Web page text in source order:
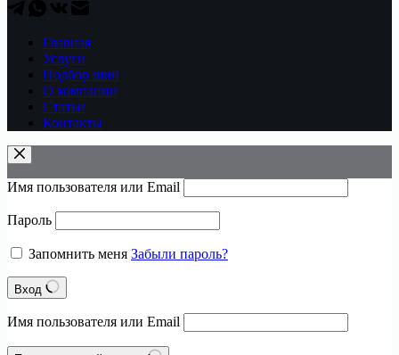
Главная
Услуги
Подбор шин
О компании
Статьи
Контакты
Имя пользователя или Email
Пароль
Запомнить меня Забыли пароль?
Вход
Имя пользователя или Email